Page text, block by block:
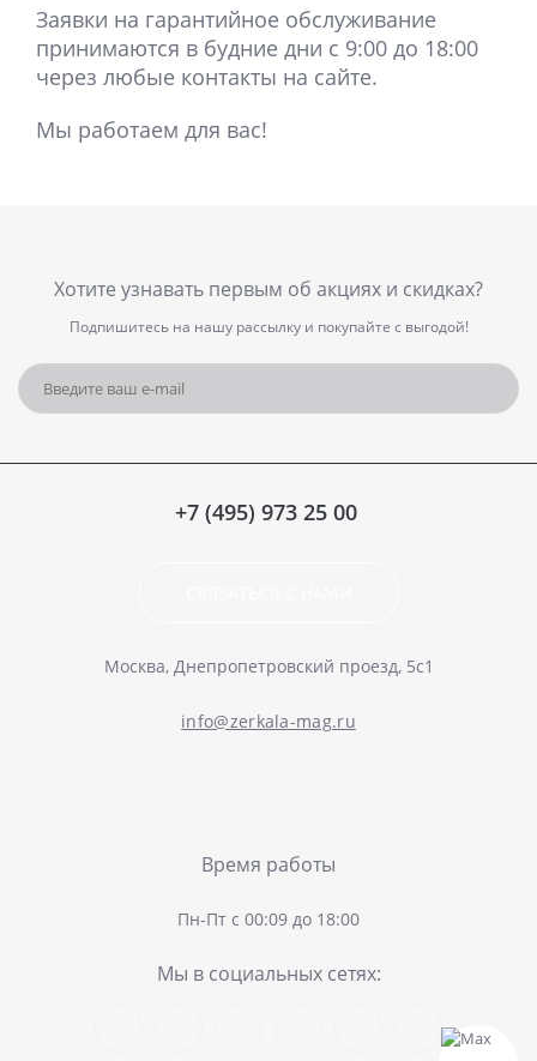
Заявки на гарантийное обслуживание
принимаются в будние дни с 9:00 до 18:00
через любые контакты на сайте.
Мы работаем для вас!
Хотите узнавать первым об акциях и скидках?
Подпишитесь на нашу рассылку и покупайте с выгодой!
+7 (495) 973 25 00
Москва, Днепропетровский проезд, 5с1
info@zerkala-mag.ru
Время работы
Пн-Пт с 00:09 до 18:00
Мы в социальных сетях: